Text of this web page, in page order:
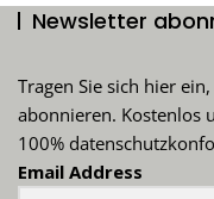
Newsletter
Tragen Sie sich hier
abonnieren. Kostenlos
100%
Email Address